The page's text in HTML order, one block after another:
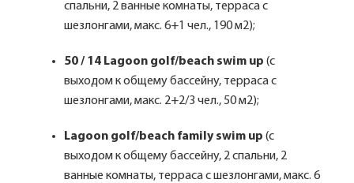
спальни, 2 ванные комнаты, терраса с
шезлонгами, макс. 6+1 чел., 190 м2);
50 / 14 Lagoon golf/beach swim up (с
выходом к общему бассейну, терраса с
шезлонгами, макс. 2+2/3 чел., 50 м2);
Lagoon golf/beach family swim up (с
выходом к общему бассейну, 2 спальни, 2
ванные комнаты, терраса с шезлонгами, макс. 6